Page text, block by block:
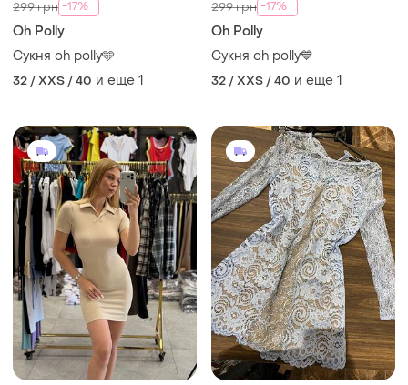
499 грн 1
Короткое платье поло
короткое платье
спортивное платье с
воротничком
XХS и еще 7
490 грн 7
Короткое роскошное
платье италия almagores
32 / XXS / 40 и еще 1